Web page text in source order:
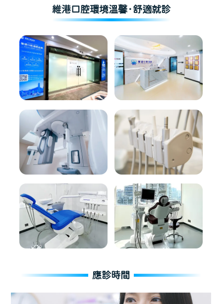
維港口腔環境溫馨·舒適就診
應診時間